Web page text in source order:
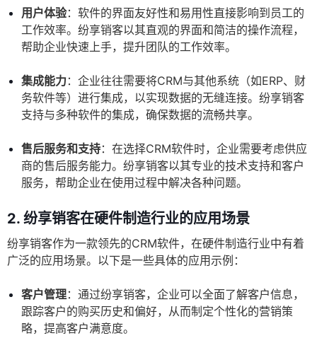
用户体验：软件的界面友好性和易用性直接影响到员工的
工作效率。纷享销客以其直观的界面和简洁的操作流程，
帮助企业快速上手，提升团队的工作效率。
集成能力：企业往往需要将CRM与其他系统（如ERP、财
务软件等）进行集成，以实现数据的无缝连接。纷享销客
支持与多种软件的集成，确保数据的流畅共享。
售后服务和支持：在选择CRM软件时，企业需要考虑供应
商的售后服务能力。纷享销客以其专业的技术支持和客户
服务，帮助企业在使用过程中解决各种问题。
2. 纷享销客在硬件制造行业的应用场景
纷享销客作为一款领先的CRM软件，在硬件制造行业中有着
广泛的应用场景。以下是一些具体的应用示例：
客户管理：通过纷享销客，企业可以全面了解客户信息，
跟踪客户的购买历史和偏好，从而制定个性化的营销策
略，提高客户满意度。